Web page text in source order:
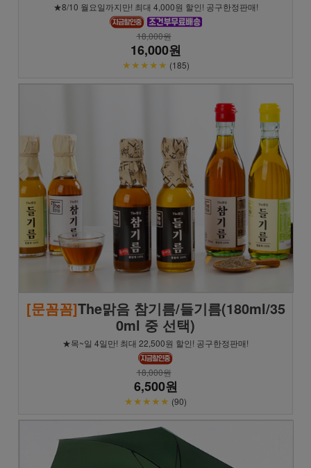
★8/10 월요일까지만! 최대 4,000원 할인! 공구한정판매!
18,000원
16,000원
★★★★★ (185)
[문꼼꼼]The맑음 참기름/들기름(180ml/35
0ml 중 선택)
★목~일 4일만! 최대 22,500원 할인! 공구한정판매!
18,000원
6,500원
★★★★★ (90)